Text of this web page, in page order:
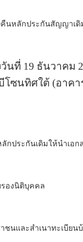
นหลักประกันสัญญาเ
นที่ 19 ธันวาคม
โซนทิศใต้ (อาค
กประกันเดิมให้นำเอก
รองนิติบุคคล
ชนและสำเนาทะเบีย